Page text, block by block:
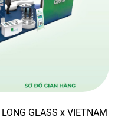
GLASS x VIETNAM